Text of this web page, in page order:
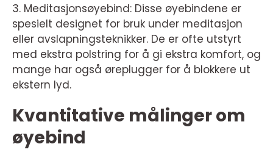
3. Meditasjonsøyebind: Disse øyebindene er
spesielt designet for bruk under meditasjon
eller avslapningsteknikker. De er ofte utstyrt
med ekstra polstring for å gi ekstra komfort, og
mange har også øreplugger for å blokkere ut
ekstern lyd.
Kvantitative målinger om
øyebind